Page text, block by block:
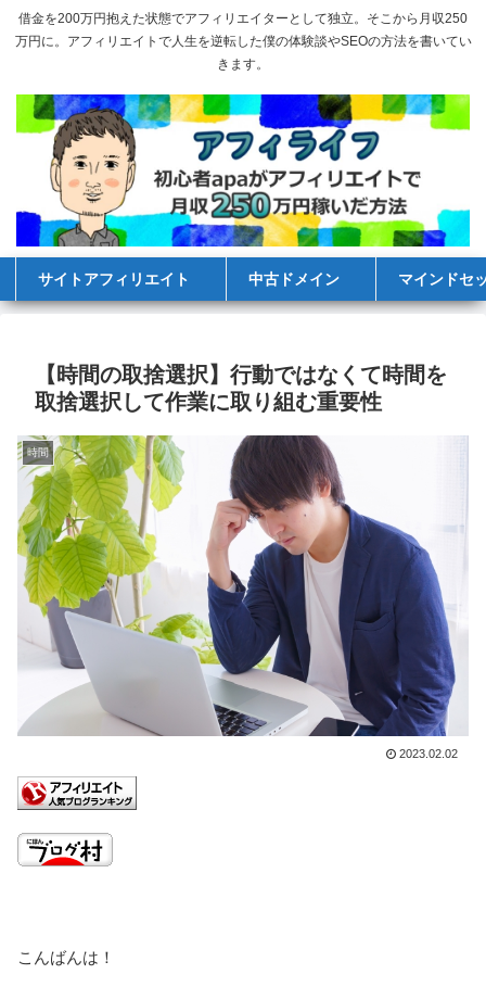
借金を200万円抱えた状態でアフィリエイターとして独立。そこから月収250
万円に。アフィリエイトで人生を逆転した僕の体験談やSEOの方法を書いてい
きます。
サイトアフィリエイト 中古ドメイン マインドセ
【時間の取捨選択】行動ではなくて時間を
取捨選択して作業に取り組む重要性
時間
2023.02.02
こんばんは！